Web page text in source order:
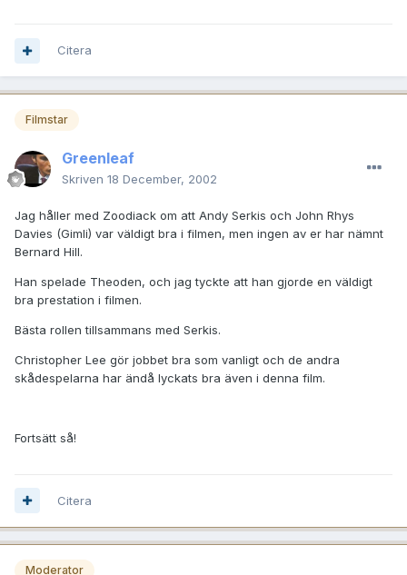
Citera
Filmstar
Greenleaf
Skriven 18 December, 2002
Jag håller med Zoodiack om att Andy Serkis och John Rhys
Davies (Gimli) var väldigt bra i filmen, men ingen av er har nämnt
Bernard Hill.
Han spelade Theoden, och jag tyckte att han gjorde en väldigt
bra prestation i filmen.
Bästa rollen tillsammans med Serkis.
Christopher Lee gör jobbet bra som vanligt och de andra
skådespelarna har ändå lyckats bra även i denna film.
Fortsätt så!
Citera
Moderator